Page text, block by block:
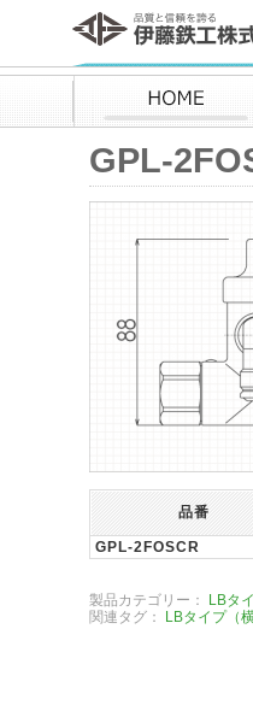
伊藤鉄工株式会社
HOME
GPL-
品番
GPL-2FOSCR
製品カテゴリー：
LBタ
関連タグ：
LBタイプ（